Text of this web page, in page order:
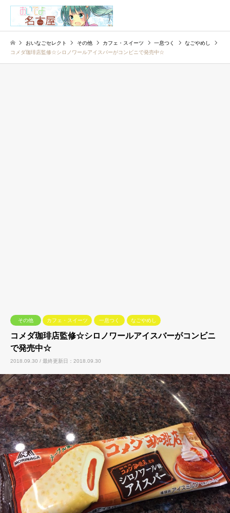
おいなごセレクト その他 カフェ・スイーツ 一息つく
なごやめし
コメダ珈琲店監修☆シロノワールアイスバーがコンビニで発売中☆
その他 カフェ・スイーツ 一息つく なごやめし
コメダ珈琲店監修☆シロノワールアイスバーがコンビニ
で発売中☆
2018.09.30 / 最終更新日：2018.09.30